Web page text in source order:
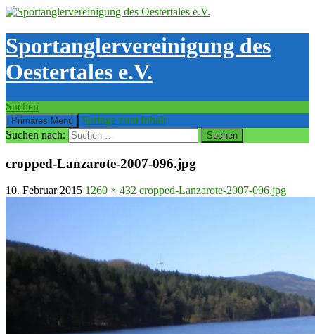
Sportanglervereinigung des
Oestertales e.V.
Suchen
Primäres Menü
Springe zum Inhalt
Suchen nach:
cropped-Lanzarote-2007-096.jpg
10. Februar 2015 1260 × 432 cropped-Lanzarote-2007-096.jpg